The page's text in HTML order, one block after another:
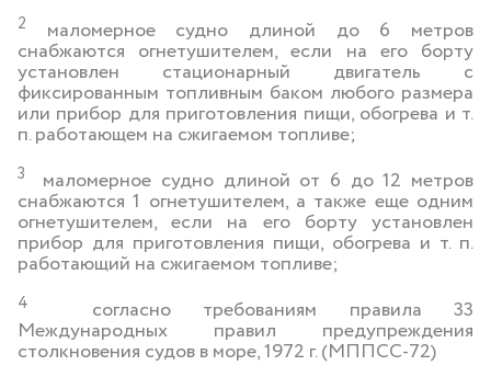
2 маломерное судно длиной до 6 метров
снабжаются огнетушителем, если на его борту
установлен стационарный двигатель с
фиксированным топливным баком любого размера
или прибор для приготовления пищи, обогрева и т.
п. работающем на сжигаемом топливе;
3 маломерное судно длиной от 6 до 12 метров
снабжаются 1 огнетушителем, а также еще одним
огнетушителем, если на его борту установлен
прибор для приготовления пищи, обогрева и т. п.
работающий на сжигаемом топливе;
4 согласно требованиям правила 33
Международных правил предупреждения
столкновения судов в море, 1972 г. (МППСС-72)